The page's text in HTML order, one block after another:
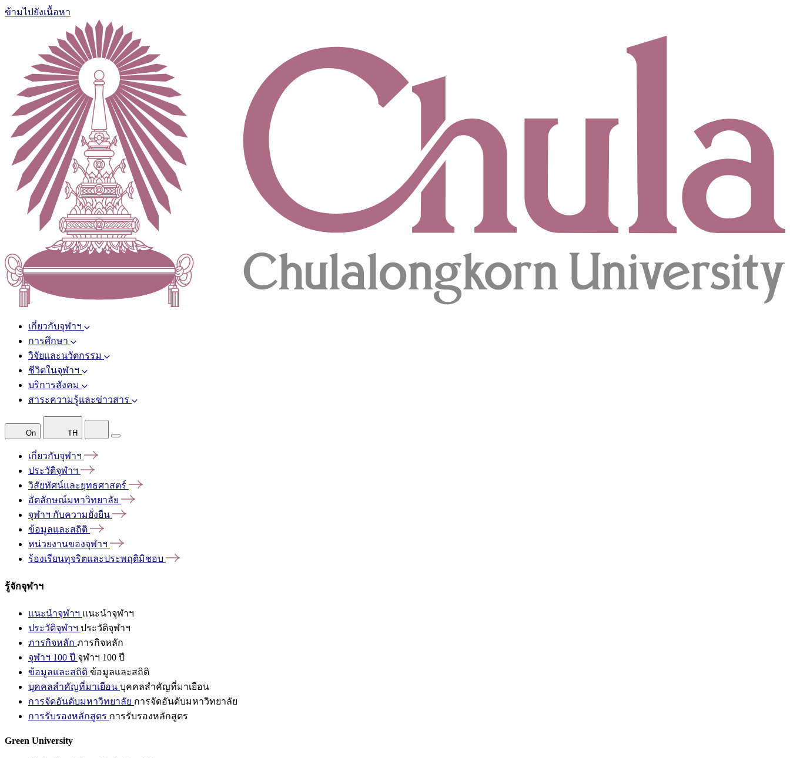
ข้ามไปยังเนื้อหา
เกี่ยวกับจุฬาฯ
การศึกษา
วิจัยและนวัตกรรม
ชีวิตในจุฬาฯ
บริการสังคม
สาระความรู้และข่าวสาร
On TH
เกี่ยวกับจุฬาฯ
ประวัติจุฬาฯ
วิสัยทัศน์และยุทธศาสตร์
อัตลักษณ์มหาวิทยาลัย
จุฬาฯ กับความยั่งยืน
ข้อมูลและสถิติ
หน่วยงานของจุฬาฯ
ร้องเรียนทุจริตและประพฤติมิชอบ
รู้จักจุฬาฯ
แนะนำจุฬาฯ แนะนำจุฬาฯ
ประวัติจุฬาฯ ประวัติจุฬาฯ
ภารกิจหลัก ภารกิจหลัก
จุฬาฯ 100 ปี จุฬาฯ 100 ปี
ข้อมูลและสถิติ ข้อมูลและสถิติ
บุคคลสำคัญที่มาเยือน บุคคลสำคัญที่มาเยือน
การจัดอันดับมหาวิทยาลัย การจัดอันดับมหาวิทยาลัย
การรับรองหลักสูตร การรับรองหลักสูตร
Green University